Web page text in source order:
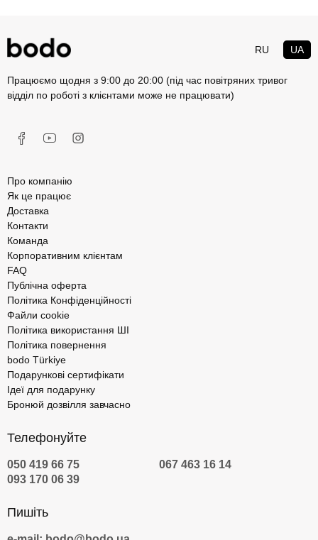
RU UA
Працюємо щодня з 9:00 до 20:00 (під час повітряних тривог
відділ по роботі з клієнтами може не працювати)
Про компанію
Як це працює
Доставка
Контакти
Команда
Корпоративним клієнтам
FAQ
Публічна оферта
Політика Конфіденційності
Файли cookie
Політика використання ШІ
Політика повернення
bodo Türkiye
Подарункові сертифікати
Ідеї для подарунку
Бронюй дозвілля завчасно
Телефонуйте
050 419 66 75
067 463 16 14
093 170 06 39
Пишіть